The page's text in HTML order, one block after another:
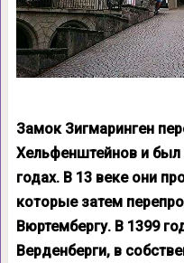
Замок Зигмаринген
Хельфенштейнов и был
годах. В 13 веке они
которые затем
Вюртембергу. В 1399
Верденберги, в